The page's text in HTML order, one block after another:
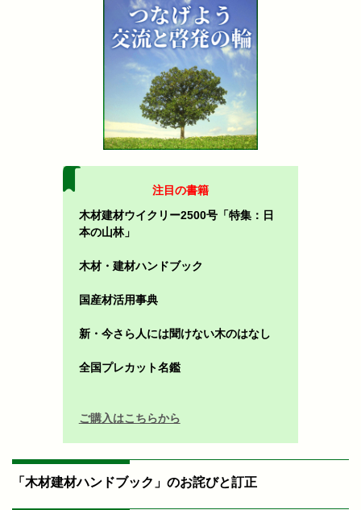
注目の書籍
木材建材ウイクリー2500号「特集：日
本の山林」
木材・建材ハンドブック
国産材活用事典
新・今さら人には聞けない木のはなし
全国プレカット名鑑
ご購入はこちらから
「木材建材ハンドブック」のお詫びと訂正